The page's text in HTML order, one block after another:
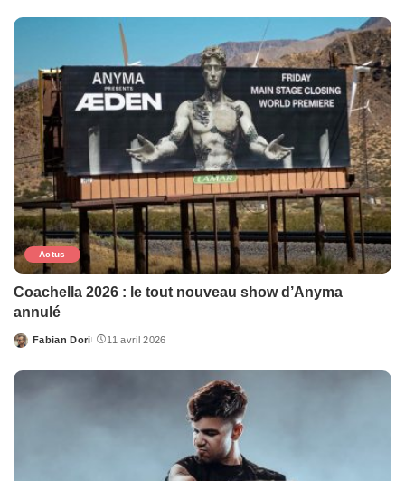
Actus
Coachella 2026 : le tout nouveau show d’Anyma
annulé
Posted
Fabian Dori 11 avril 2026